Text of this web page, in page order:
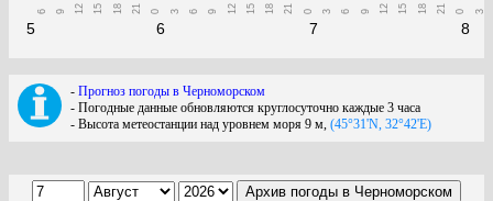
5
6 9 12 15 18 21
6
0 3 6 9 12 15 18 21
7
0 3 6 9 12 15 18 21
8
0 3
- Прогноз погоды в Черноморском
- Погодные данные обновляются круглосуточно каждые 3 часа
- Высота метеостанции над уровнем моря 9 м, (45°31'N, 32°42'E)